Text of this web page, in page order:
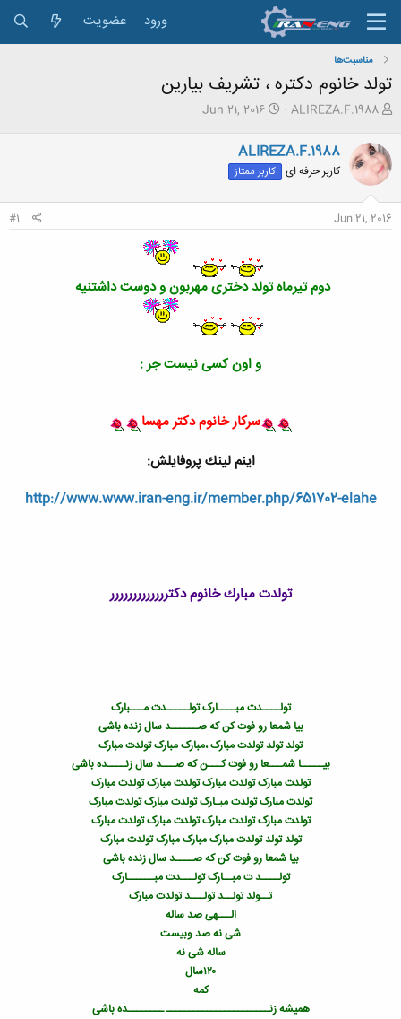
ورود عضویت
مناسبت‌ها
تولد خانوم دکتره ، تشریف بیارین
ش
و
ع
ک
ن
ن
د
ALIREZA.F.1988
ت
ر
ی
خ
ر
Jun 21, 2016
ALIREZA.F.1988
کاربر حرفه ای کاربر ممتاز
Jun 21, 2016
#1
دوم تیرماه تولد دختری مهربون و دوست داشتنیه
و اون کسی نیست جر :
سرکار خانوم دکتر مهسا
اينم لينك پروفايلش:
http://www.www.iran-eng.ir/member.php/651702-elahe
تولدت مبارك خانوم دکتررررررررررررر
تولــــدت مبــــارک تولـــــدت مـــبارک
بیا شمعا رو فوت کن که صــــــد سال زنده باشی
تولد تولد تولدت مبارک ،مبارک مبارک تولدت مبارک
بیـــــا شمـــعا رو فوت کـــن که صـــد سال زنــــده باشی
تولدت مبارک تولدت مبارک تولدت مبارک تولدت مبارک
تولدت مبارک تولدت مبـارک تولدت مبارک تولدت مبارک
تولدت مبارک تولدت مبارک تولدت مبارک تولدت مبارک
تولد تولد تولدت مبارک مبارک مبارک تولدت مبارک
بیا شمعا رو فوت کن که صــــد سال زنده باشی
تولــــد ت مبــارک تولـــدت مبــــــارک
تــولد تولــد تولـــد تولدت مبارک
الـــهی صد ساله
شی نه صد وبیست
ساله شی نه
۱٢٠سال
کمه
همیشه زنـــــــــــــــــــــــ ــــــــده باشی